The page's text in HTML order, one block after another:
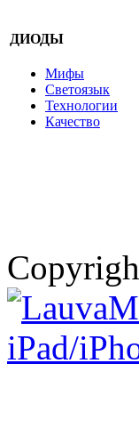
ДИОДЫ
Мифы
Светоязык
Технологии
Качество